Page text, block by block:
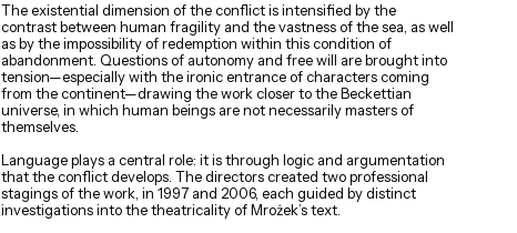
The existential dimension of the conflict is intensified by the
contrast between human fragility and the vastness of the sea, as well
as by the impossibility of redemption within this condition of
abandonment. Questions of autonomy and free will are brought into
tension—especially with the ironic entrance of characters coming
from the continent—drawing the work closer to the Beckettian
universe, in which human beings are not necessarily masters of
themselves.
Language plays a central role: it is through logic and argumentation
that the conflict develops. The directors created two professional
stagings of the work, in 1997 and 2006, each guided by distinct
investigations into the theatricality of Mrożek’s text.